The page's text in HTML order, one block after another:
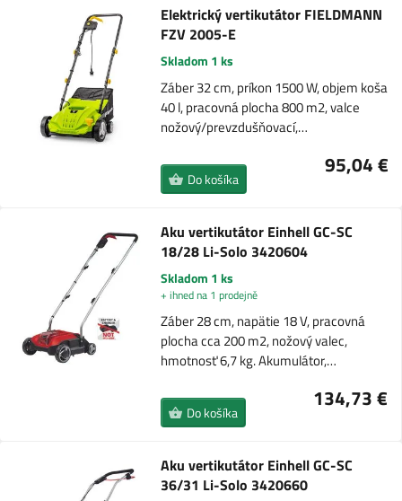
Elektrický vertikutátor FIELDMANN
FZV 2005-E
Skladom 1 ks
Záber 32 cm, príkon 1500 W, objem koša
40 l, pracovná plocha 800 m2, valce
nožový/prevzdušňovací,…
95,04 €
Do košíka
Aku vertikutátor Einhell GC-SC
18/28 Li-Solo 3420604
Skladom 1 ks
+ ihned na 1 prodejně
Záber 28 cm, napätie 18 V, pracovná
plocha cca 200 m2, nožový valec,
hmotnosť 6,7 kg. Akumulátor,…
134,73 €
Do košíka
Aku vertikutátor Einhell GC-SC
36/31 Li-Solo 3420660